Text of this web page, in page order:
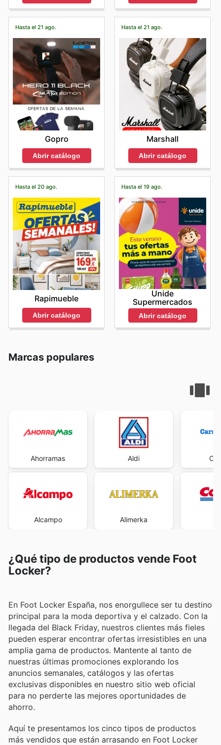
Hasta el 21 ago.
Gopro
Abrir catálogo
Hasta el 21 ago.
Marshall
Abrir catálogo
Hasta el 20 ago.
Rapimueble
Abrir catálogo
Hasta el 19 ago.
Unide
Supermercados
Abrir catálogo
Marcas populares
Ahorramas
Alcampo
Aldi
Alimerka
¿Qué tipo de productos vende Foot
Locker?
En Foot Locker España, nos enorgullece ser tu destino
principal para la moda deportiva y el calzado. Con la
llegada del Black Friday, nuestros clientes más fieles
pueden esperar encontrar ofertas irresistibles en una
amplia gama de productos. Mantente al tanto de
nuestras últimas promociones explorando los
anuncios semanales, catálogos y las ofertas
exclusivas disponibles en nuestro sitio web oficial
para no perderte las mejores oportunidades de
ahorro.
Aquí te presentamos los cinco tipos de productos
más vendidos que están arrasando en Foot Locker